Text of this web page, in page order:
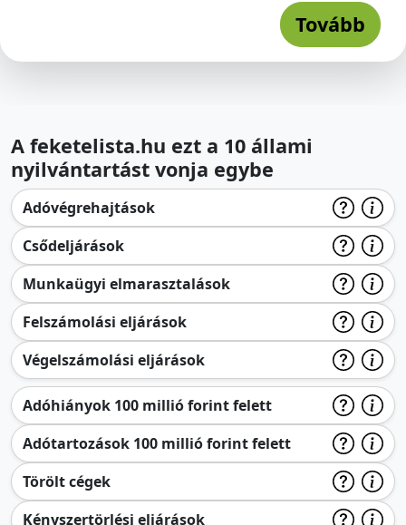
Tovább
A feketelista.hu ezt a 10 állami
nyilvántartást vonja egybe
Adóvégrehajtások
Csődeljárások
Munkaügyi elmarasztalások
Felszámolási eljárások
Végelszámolási eljárások
Adóhiányok 100 millió forint felett
Adótartozások 100 millió forint felett
Törölt cégek
Kényszertörlési eljárások